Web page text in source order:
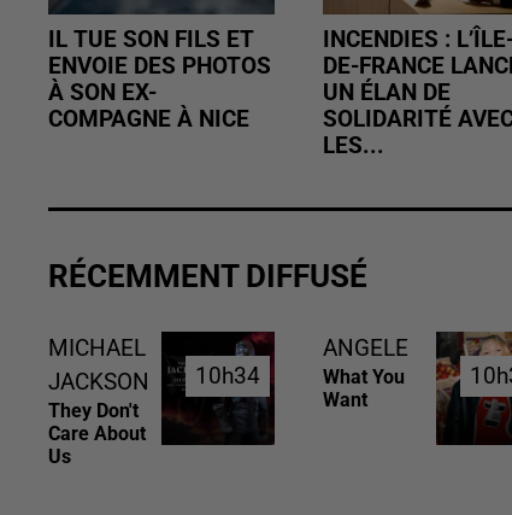
IL TUE SON FILS ET
ENVOIE DES PHOTOS
À SON EX-
COMPAGNE À NICE
INCENDIES :
DE-FRANCE
UN ÉLAN DE
SOLIDARITÉ
LES...
RÉCEMMENT DIFFUSÉ
MICHAEL
JACKSON
They Don't
Care About
Us
10h34
10h34
ANGELE
What You
Want